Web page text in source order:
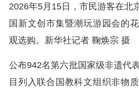
2026年5月15日，市民游客在北
国新文创市集暨潮玩游园会的
观选购。新华社记者 鞠焕宗 摄
公布942名第六批国家级非遗代
目列入联合国教科文组织非物